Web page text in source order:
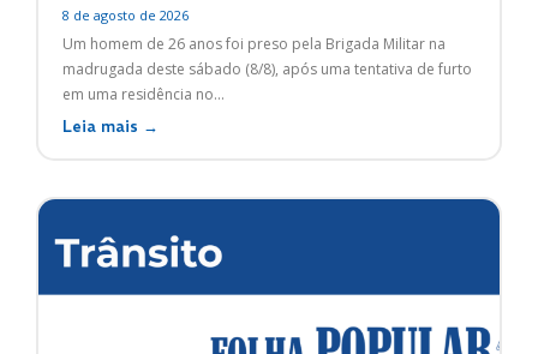
8 de agosto de 2026
Um homem de 26 anos foi preso pela Brigada Militar na
madrugada deste sábado (8/8), após uma tentativa de furto
em uma residência no...
Leia mais →